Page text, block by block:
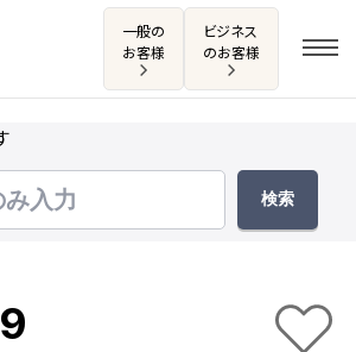
一般の
お客様
ビジネス
のお客様